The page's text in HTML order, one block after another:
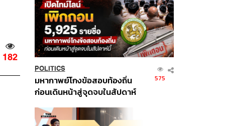
182
POLITICS
มหากาพย์โกงข้อสอบท้องถิ่น
ก่อนเดินหน้าสู่จุดจบในสัปดาห์
575